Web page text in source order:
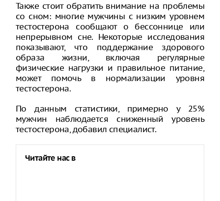
Также стоит обратить внимание на проблемы
со сном: многие мужчины с низким уровнем
тестостерона сообщают о бессоннице или
непрерывном сне. Некоторые исследования
показывают, что поддержание здорового
образа жизни, включая регулярные
физические нагрузки и правильное питание,
может помочь в нормализации уровня
тестостерона.
По данным статистики, примерно у 25%
мужчин наблюдается сниженный уровень
тестостерона, добавил специалист.
Читайте нас в